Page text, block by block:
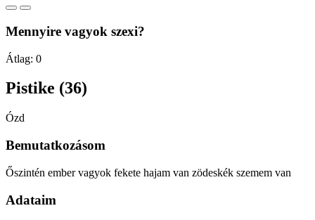
Mennyire vagyok szexi?
Átlag: 0
Pistike (36)
Ózd
Bemutatkozásom
Őszintén ember vagyok fekete hajam van zödeskék szemem van
Adataim